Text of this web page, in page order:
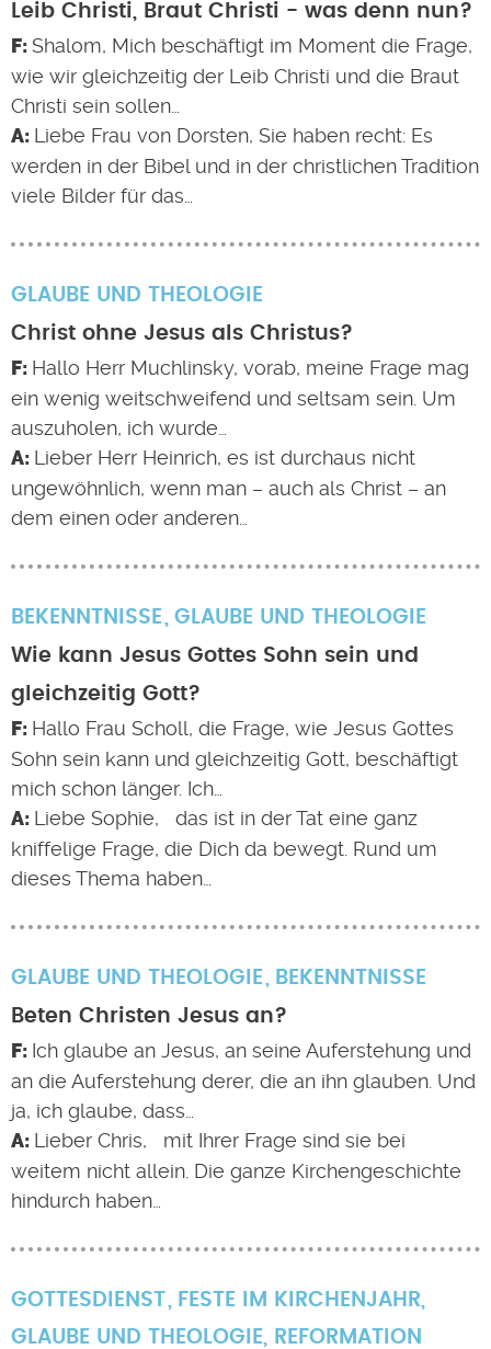
Leib Christi, Braut Christi - was denn nun?
Shalom, Mich beschäftigt im Moment die Frage,
wie wir gleichzeitig der Leib Christi und die Braut
Christi sein sollen…
Liebe Frau von Dorsten, Sie haben recht: Es
werden in der Bibel und in der christlichen Tradition
viele Bilder für das…
GLAUBE UND THEOLOGIE
Christ ohne Jesus als Christus?
Hallo Herr Muchlinsky, vorab, meine Frage mag
ein wenig weitschweifend und seltsam sein. Um
auszuholen, ich wurde…
Lieber Herr Heinrich, es ist durchaus nicht
ungewöhnlich, wenn man – auch als Christ – an
dem einen oder anderen…
BEKENNTNISSE
GLAUBE UND THEOLOGIE
Wie kann Jesus Gottes Sohn sein und
gleichzeitig Gott?
Hallo Frau Scholl, die Frage, wie Jesus Gottes
Sohn sein kann und gleichzeitig Gott, beschäftigt
mich schon länger. Ich…
Liebe Sophie, das ist in der Tat eine ganz
kniffelige Frage, die Dich da bewegt. Rund um
dieses Thema haben…
GLAUBE UND THEOLOGIE
BEKENNTNISSE
Beten Christen Jesus an?
Ich glaube an Jesus, an seine Auferstehung und
an die Auferstehung derer, die an ihn glauben. Und
ja, ich glaube, dass…
Lieber Chris, mit Ihrer Frage sind sie bei
weitem nicht allein. Die ganze Kirchengeschichte
hindurch haben…
GOTTESDIENST FESTE IM KIRCHENJAHR,
GLAUBE UND THEOLOGIE, REFORMATION